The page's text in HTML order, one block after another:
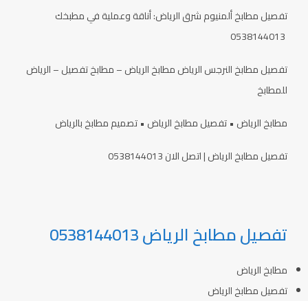
تفصيل مطابخ ألمنيوم شرق الرياض: أناقة وعملية في مطبخك
تفصيل مطابخ النرجس الرياض مطابخ الرياض – مطابخ تفصيل – الرياض
للمطابخ
مطابخ الرياض • تفصيل مطابخ الرياض • تصميم مطابخ بالرياض
تفصيل مطابخ الرياض | اتصل الان 0538144013
تفصيل مطابخ الرياض 0538144013
مطابخ الرياض
تفصيل مطابخ الرياض